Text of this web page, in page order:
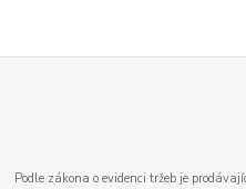
Podle zákona o evidenci tržeb je